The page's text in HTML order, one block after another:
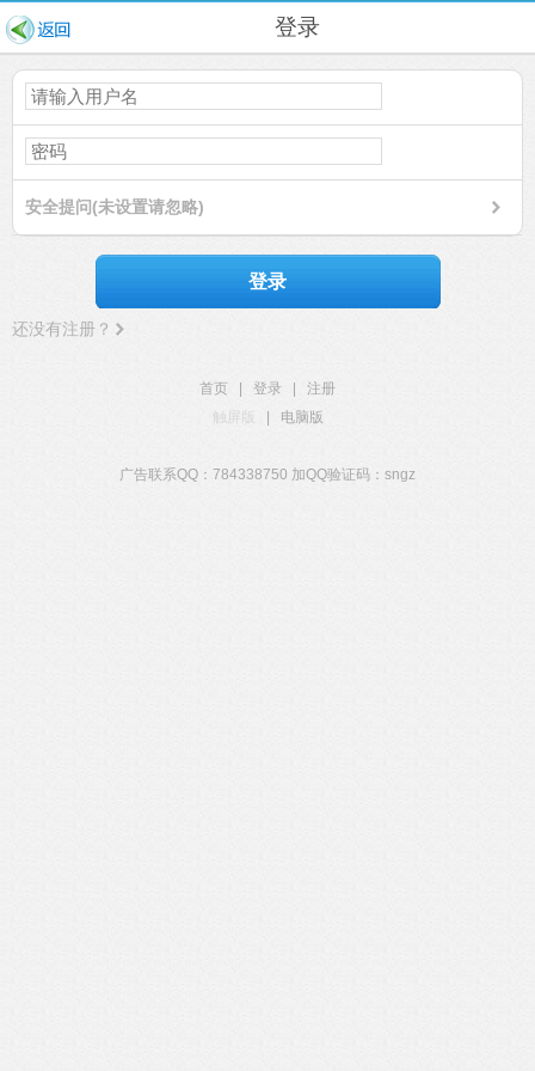
登录
安全提问(未设置请忽略)
登录
还没有注册？
首页 登录
注册
触屏版
电脑版
广告联系QQ：784338750 加QQ验证码：sngz